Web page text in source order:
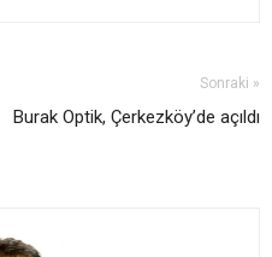
Sonraki »
Burak Optik, Çerkezköy’de açıldı